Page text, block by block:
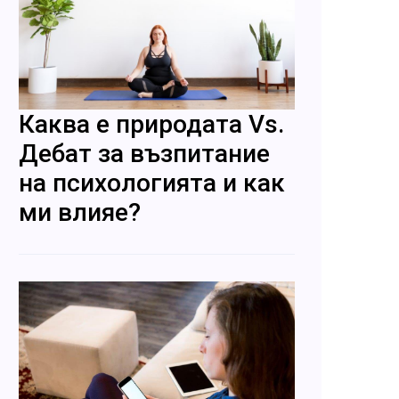
Каква е природата Vs.
Дебат за възпитание
на психологията и как
ми влияе?